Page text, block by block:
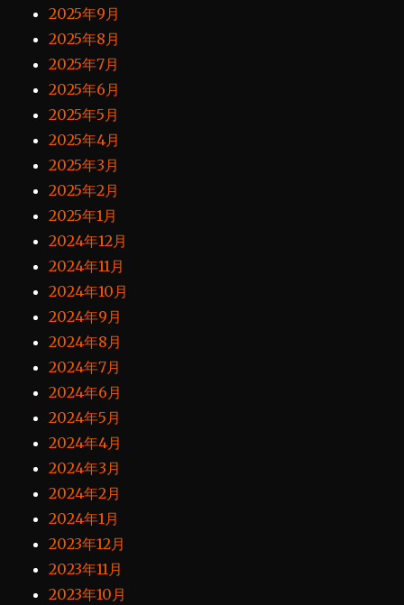
2025年9月
2025年8月
2025年7月
2025年6月
2025年5月
2025年4月
2025年3月
2025年2月
2025年1月
2024年12月
2024年11月
2024年10月
2024年9月
2024年8月
2024年7月
2024年6月
2024年5月
2024年4月
2024年3月
2024年2月
2024年1月
2023年12月
2023年11月
2023年10月